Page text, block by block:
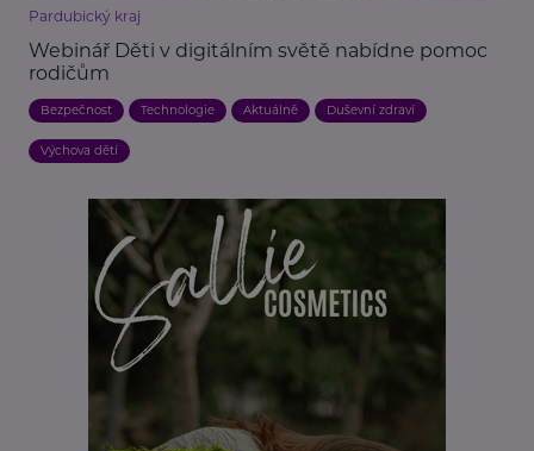
Pardubický kraj
Webinář Děti v digitálním světě nabídne pomoc
rodičům
Bezpečnost Technologie Aktuálně Duševní zdraví
Výchova dětí